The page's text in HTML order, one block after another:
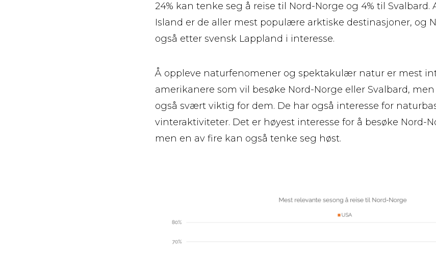
24% kan tenke seg å reise til Nord-Norge og 4% til Svalbard.
Island er de aller mest populære arktiske destinasjoner, og
også etter svensk Lappland i interesse.
Å oppleve naturfenomener og spektakulær natur er mest
amerikanere som vil besøke Nord-Norge eller Svalbard,
også svært viktig for dem. De har også interesse for
vinteraktiviteter. Det er høyest interesse for å besøke Nord-
men en av fire kan også tenke seg høst.